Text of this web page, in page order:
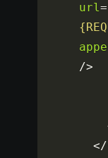
url=
/>
</